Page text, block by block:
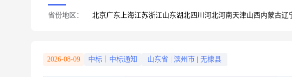
省份地区： 北京广东 上海江苏浙江山东湖北四川 河北河南天津山西内蒙古辽
2026-08-09 中标｜中标通知 山东省 滨州市 无棣县